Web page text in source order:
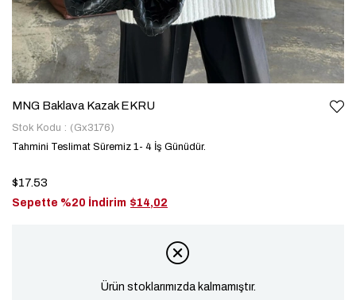
MNG Baklava Kazak EKRU
Stok Kodu
(Gx3176)
Tahmini Teslimat Süremiz 1- 4 İş Günüdür.
$17.53
Sepette %20 İndirim $14,02
Ürün stoklarımızda kalmamıştır.